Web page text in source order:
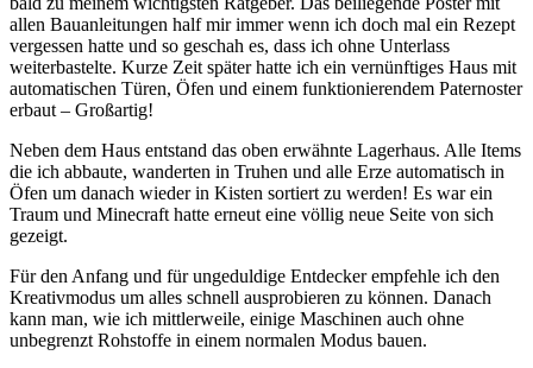
allen Bauanleitungen half mir immer wenn ich doch mal ein Rezept
vergessen hatte und so geschah es, dass ich ohne Unterlass
weiterbastelte. Kurze Zeit später hatte ich ein vernünftiges Haus mit
automatischen Türen, Öfen und einem funktionierendem Paternoster
erbaut – Großartig!
Neben dem Haus entstand das oben erwähnte Lagerhaus. Alle Items
die ich abbaute, wanderten in Truhen und alle Erze automatisch in
Öfen um danach wieder in Kisten sortiert zu werden! Es war ein
Traum und Minecraft hatte erneut eine völlig neue Seite von sich
gezeigt.
Für den Anfang und für ungeduldige Entdecker empfehle ich den
Kreativmodus um alles schnell ausprobieren zu können. Danach
kann man, wie ich mittlerweile, einige Maschinen auch ohne
unbegrenzt Rohstoffe in einem normalen Modus bauen.